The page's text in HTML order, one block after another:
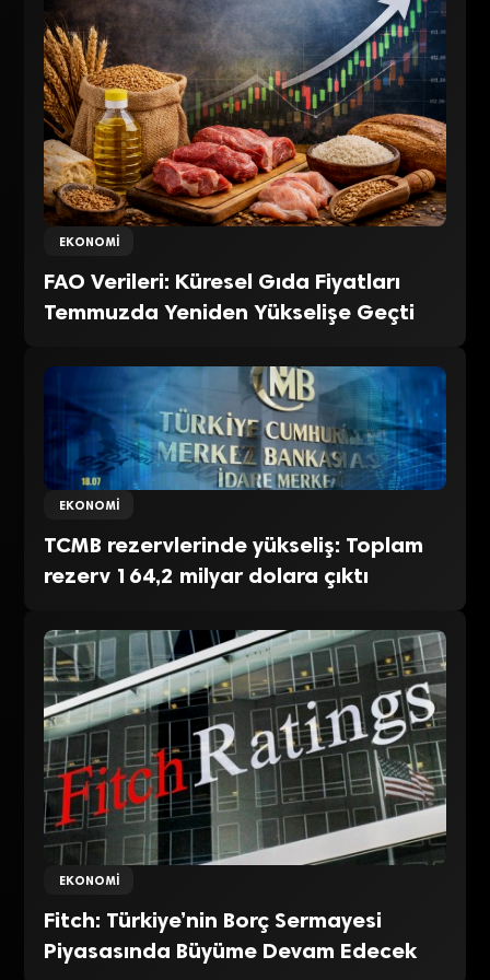
EKONOMI
FAO Verileri: Küresel Gıda Fiyatları
Temmuzda Yeniden Yükselişe Geçti
EKONOMI
TCMB rezervlerinde yükseliş: Toplam
rezerv 164,2 milyar dolara çıktı
EKONOMI
Fitch: Türkiye’nin Borç Sermayesi
Piyasasında Büyüme Devam Edecek